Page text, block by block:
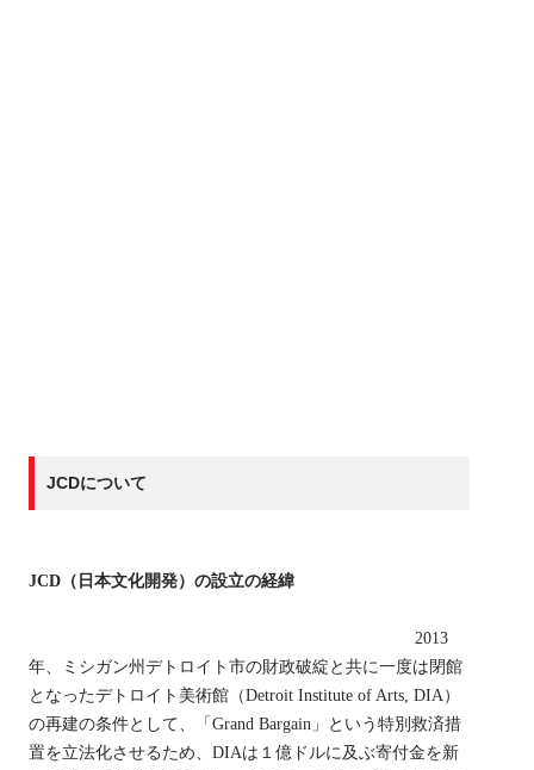
JCDについて
JCD（日本文化開発）の設立の経緯
2013
年、ミシガン州デトロイト市の財政破綻と共に一度は閉館
となったデトロイト美術館（Detroit Institute of Arts, DIA）
の再建の条件として、「Grand Bargain」という特別救済措
置を立法化させるため、DIAは１億ドルに及ぶ寄付金を新